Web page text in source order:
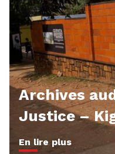
Archives
Justice –
En lire plus